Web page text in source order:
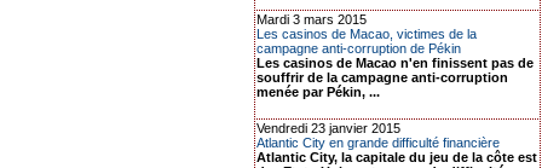
Mardi 3 mars 2015
Les casinos de Macao, victimes de la
campagne anti-corruption de Pékin
Les casinos de Macao n'en finissent pas de
souffrir de la campagne anti-corruption
menée par Pékin, ...
Vendredi 23 janvier 2015
Atlantic City en grande difficulté financière
Atlantic City, la capitale du jeu de la côte est